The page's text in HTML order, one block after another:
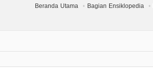
Beranda Utama Bagian Ensiklopedia